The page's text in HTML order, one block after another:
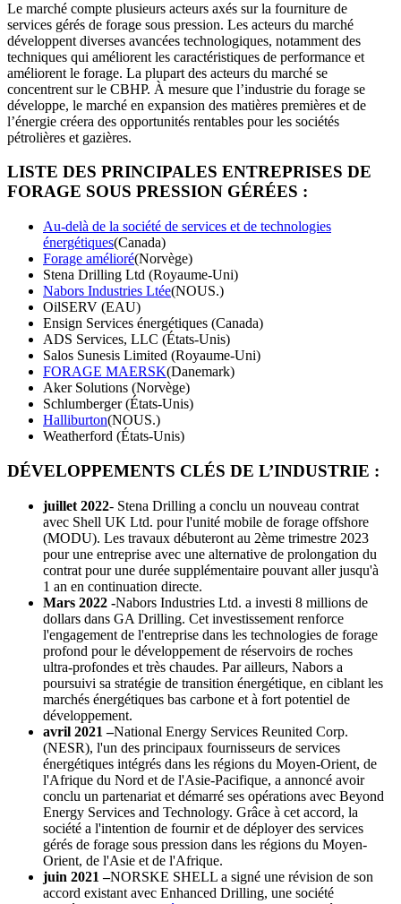
Le marché compte plusieurs acteurs axés sur la fourniture de
services gérés de forage sous pression. Les acteurs du marché
développent diverses avancées technologiques, notamment des
techniques qui améliorent les caractéristiques de performance et
améliorent le forage. La plupart des acteurs du marché se
concentrent sur le CBHP. À mesure que l’industrie du forage se
développe, le marché en expansion des matières premières et de
l’énergie créera des opportunités rentables pour les sociétés
pétrolières et gazières.
LISTE DES PRINCIPALES ENTREPRISES DE
FORAGE SOUS PRESSION GÉRÉES :
Au-delà de la société de services et de technologies
énergétiques(Canada)
Forage amélioré(Norvège)
Stena Drilling Ltd (Royaume-Uni)
Nabors Industries Ltée(NOUS.)
OilSERV (EAU)
Ensign Services énergétiques (Canada)
ADS Services, LLC (États-Unis)
Salos Sunesis Limited (Royaume-Uni)
FORAGE MAERSK(Danemark)
Aker Solutions (Norvège)
Schlumberger (États-Unis)
Halliburton(NOUS.)
Weatherford (États-Unis)
DÉVELOPPEMENTS CLÉS DE L’INDUSTRIE :
juillet 2022- Stena Drilling a conclu un nouveau contrat
avec Shell UK Ltd. pour l'unité mobile de forage offshore
(MODU). Les travaux débuteront au 2ème trimestre 2023
pour une entreprise avec une alternative de prolongation du
contrat pour une durée supplémentaire pouvant aller jusqu'à
1 an en continuation directe.
Mars 2022 -Nabors Industries Ltd. a investi 8 millions de
dollars dans GA Drilling. Cet investissement renforce
l'engagement de l'entreprise dans les technologies de forage
profond pour le développement de réservoirs de roches
ultra-profondes et très chaudes. Par ailleurs, Nabors a
poursuivi sa stratégie de transition énergétique, en ciblant les
marchés énergétiques bas carbone et à fort potentiel de
développement.
avril 2021 –National Energy Services Reunited Corp.
(NESR), l'un des principaux fournisseurs de services
énergétiques intégrés dans les régions du Moyen-Orient, de
l'Afrique du Nord et de l'Asie-Pacifique, a annoncé avoir
conclu un partenariat et démarré ses opérations avec Beyond
Energy Services and Technology. Grâce à cet accord, la
société a l'intention de fournir et de déployer des services
gérés de forage sous pression dans les régions du Moyen-
Orient, de l'Asie et de l'Afrique.
juin 2021 –NORSKE SHELL a signé une révision de son
accord existant avec Enhanced Drilling, une société